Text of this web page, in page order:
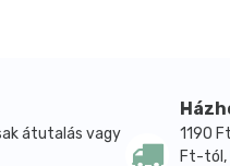
átutalás vagy
1190
Ft-tól,